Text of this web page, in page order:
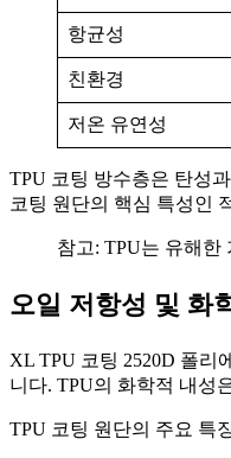
항균성
친환경
저온 유연성
TPU 코팅 방수층은 탄성
코팅 원단의 핵심 특성인
참고: TPU는 유해한
오일 저항성 및 화
XL TPU 코팅 2520D 폴리
니다. TPU의 화학적 내성
TPU 코팅 원단의 주요 특